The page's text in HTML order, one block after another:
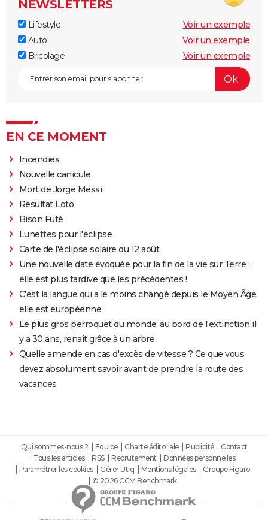
NEWSLETTERS
Lifestyle
Voir un exemple
Auto
Voir un exemple
Bricolage
Voir un exemple
EN CE MOMENT
Incendies
Nouvelle canicule
Mort de Jorge Messi
Résultat Loto
Bison Futé
Lunettes pour l'éclipse
Carte de l'éclipse solaire du 12 août
Une nouvelle date évoquée pour la fin de la vie sur Terre :
elle est plus tardive que les précédentes !
C'est la langue qui a le moins changé depuis le Moyen Âge,
elle est européenne
Le plus gros perroquet du monde, au bord de l'extinction il
y a 30 ans, renaît grâce à un arbre
Quelle amende en cas d'excès de vitesse ? Ce que vous
devez absolument savoir avant de prendre la route des
vacances
Qui sommes-nous ? Equipe Charte éditoriale Publicité
Contact
Tous les articles
RSS Recrutement
Données personnelles
Paramétrer les cookies
Gérer Utiq Mentions légales
Groupe Figaro
© 2026 CCM Benchmark